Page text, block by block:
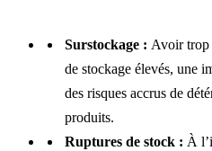
Surstockage : Avoir trop
de stockage élevés, une
des risques accrus de
produits.
Ruptures de stock : À